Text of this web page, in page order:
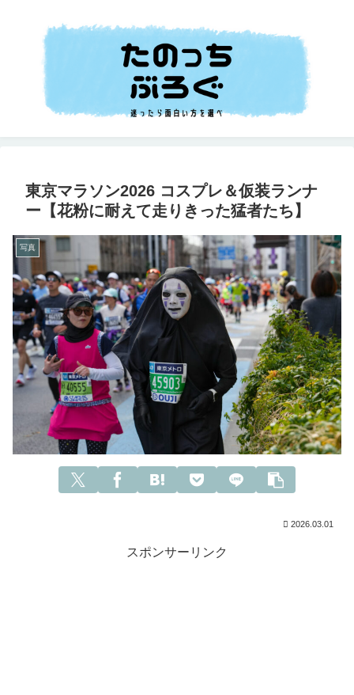
東京マラソン2026 コスプレ＆仮装ランナ
ー【花粉に耐えて走りきった猛者たち】
写真
2026.03.01
スポンサーリンク